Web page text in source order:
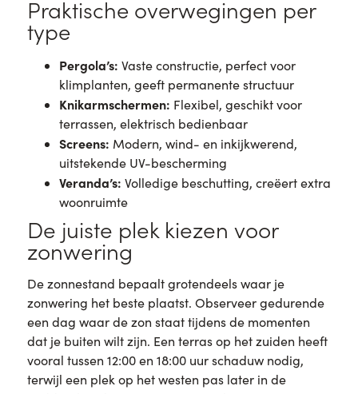
Praktische overwegingen per
type
Pergola’s: Vaste constructie, perfect voor
klimplanten, geeft permanente structuur
Knikarmschermen: Flexibel, geschikt voor
terrassen, elektrisch bedienbaar
Screens: Modern, wind- en inkijkwerend,
uitstekende UV-bescherming
Veranda’s: Volledige beschutting, creëert extra
woonruimte
De juiste plek kiezen voor
zonwering
De zonnestand bepaalt grotendeels waar je
zonwering het beste plaatst. Observeer gedurende
een dag waar de zon staat tijdens de momenten
dat je buiten wilt zijn. Een terras op het zuiden heeft
vooral tussen 12:00 en 18:00 uur schaduw nodig,
terwijl een plek op het westen pas later in de